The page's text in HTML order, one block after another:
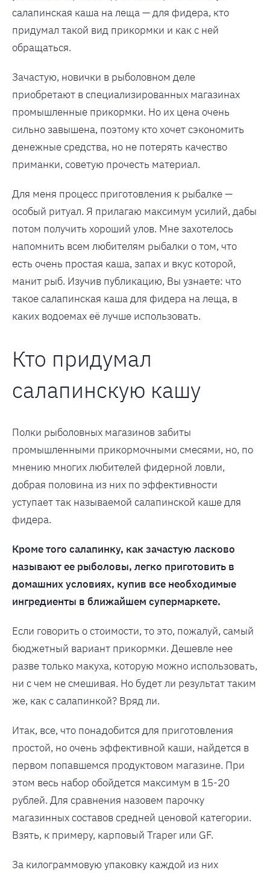
салапинская каша на леща — для фидера, кто
придумал такой вид прикормки и как с ней
обращаться.
Зачастую, новички в рыболовном деле
приобретают в специализированных магазинах
промышленные прикормки. Но их цена очень
сильно завышена, поэтому кто хочет сэкономить
денежные средства, но не потерять качество
приманки, советую прочесть материал.
Для меня процесс приготовления к рыбалке —
особый ритуал. Я прилагаю максимум усилий, дабы
потом получить хороший улов. Мне захотелось
напомнить всем любителям рыбалки о том, что
есть очень простая каша, запах и вкус которой,
манит рыб. Изучив публикацию, Вы узнаете: что
такое салапинская каша для фидера на леща, в
каких водоемах её лучше использовать.
Кто придумал
салапинскую кашу
Полки рыболовных магазинов забиты
промышленными прикормочными смесями, но, по
мнению многих любителей фидерной ловли,
добрая половина из них по эффективности
уступает так называемой салапинской каше для
фидера.
Кроме того салапинку, как зачастую ласково
называют ее рыболовы, легко приготовить в
домашних условиях, купив все необходимые
ингредиенты в ближайшем супермаркете.
Если говорить о стоимости, то это, пожалуй, самый
бюджетный вариант прикормки. Дешевле нее
разве только макуха, которую можно использовать,
ни с чем не смешивая. Но будет ли результат таким
же, как с салапинкой? Вряд ли.
Итак, все, что понадобится для приготовления
простой, но очень эффективной каши, найдется в
первом попавшемся продуктовом магазине. При
этом весь набор обойдется максимум в 15-20
рублей. Для сравнения назовем парочку
магазинных составов средней ценовой категории.
Взять, к примеру, карповый Traper или GF.
За килограммовую упаковку каждой из них